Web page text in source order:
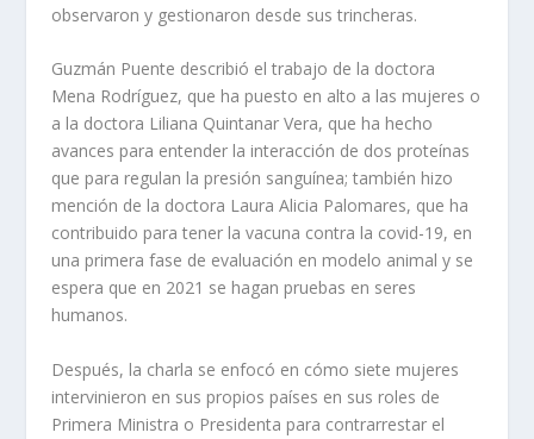
observaron y gestionaron desde sus trincheras.
Guzmán Puente describió el trabajo de la doctora
Mena Rodríguez, que ha puesto en alto a las mujeres o
a la doctora Liliana Quintanar Vera, que ha hecho
avances para entender la interacción de dos proteínas
que para regulan la presión sanguínea; también hizo
mención de la doctora Laura Alicia Palomares, que ha
contribuido para tener la vacuna contra la covid-19, en
una primera fase de evaluación en modelo animal y se
espera que en 2021 se hagan pruebas en seres
humanos.
Después, la charla se enfocó en cómo siete mujeres
intervinieron en sus propios países en sus roles de
Primera Ministra o Presidenta para contrarrestar el